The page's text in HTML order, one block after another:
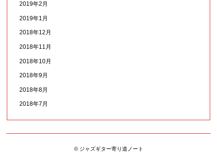
2019年2月
2019年1月
2018年12月
2018年11月
2018年10月
2018年9月
2018年8月
2018年7月
© ジャズギター寄り道ノート